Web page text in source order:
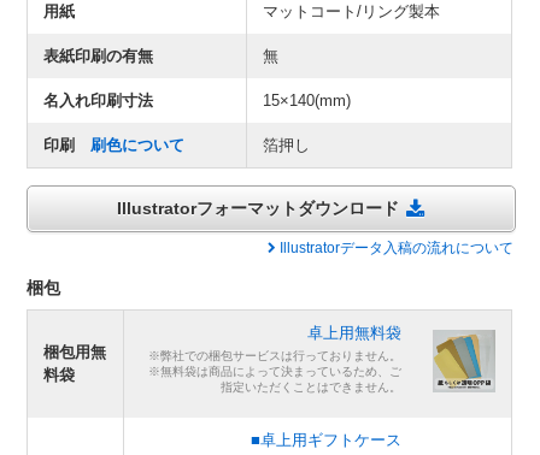
用紙 マットコート/リング製本
表紙印刷の有無 無
名入れ印刷寸法 15×140(mm)
印刷 刷色について 箔押し
Illustratorフォーマットダウンロード
Illustratorデータ入稿の流れについて
梱包
梱包用無
料袋
卓上用無料袋
※弊社での梱包サービスは行っておりません。
※無料袋は商品によって決まっているため、ご
指定いただくことはできません。
■卓上用ギフトケース